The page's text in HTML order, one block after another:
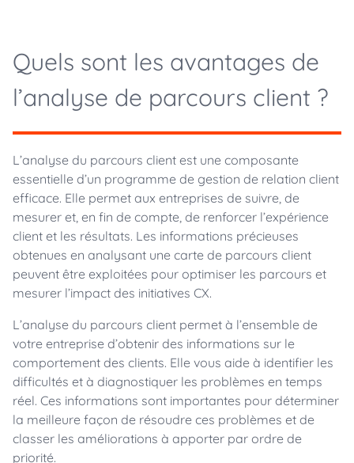
Quels sont les avantages de
l’analyse de parcours client ?
L’analyse du parcours client est une composante
essentielle d’un programme de gestion de relation client
efficace. Elle permet aux entreprises de suivre, de
mesurer et, en fin de compte, de renforcer l’expérience
client et les résultats. Les informations précieuses
obtenues en analysant une carte de parcours client
peuvent être exploitées pour optimiser les parcours et
mesurer l’impact des initiatives CX.
L’analyse du parcours client permet à l’ensemble de
votre entreprise d’obtenir des informations sur le
comportement des clients. Elle vous aide à identifier les
difficultés et à diagnostiquer les problèmes en temps
réel. Ces informations sont importantes pour déterminer
la meilleure façon de résoudre ces problèmes et de
classer les améliorations à apporter par ordre de
priorité.